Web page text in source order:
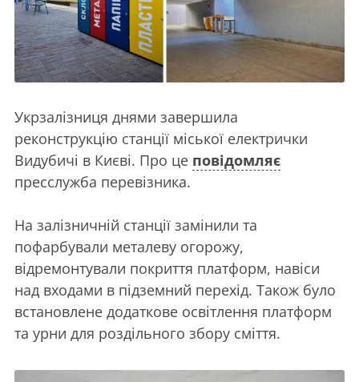
Укрзалізниця днями завершила
реконструкцію станції міської електрички
Видубичі в Києві. Про це повідомляє
пресслужба перевізника.
На залізничній станції замінили та
пофарбували металеву огорожу,
відремонтували покриття платформ, навіси
над входами в підземний перехід. Також було
встановлене додаткове освітлення платформ
та урни для роздільного збору сміття.